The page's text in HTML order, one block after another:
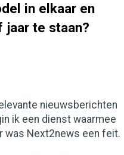
in elkaar en
jaar te staan?
nieuwsberichten
ik een dienst waarmee
was Next2news een feit.